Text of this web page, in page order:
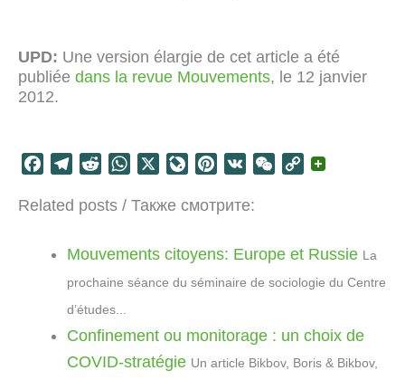
UPD: Une version élargie de cet article a été
publiée dans la revue Mouvements, le 12 janvier
2012.
c
g
m
R
d
i
W
a
s
v
J
n
a
n
e
t
W
a
C
L
n
Related posts / Также смотрите:
Mouvements citoyens: Europe et Russie La
prochaine séance du séminaire de sociologie du Centre
d’études...
Confinement ou monitorage : un choix de
COVID-stratégie Un article Bikbov, Boris & Bikbov,